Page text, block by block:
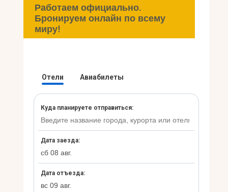
Инфо
Блог
Укр
Работаем официально.
Бронируем онлайн по всему
миру!